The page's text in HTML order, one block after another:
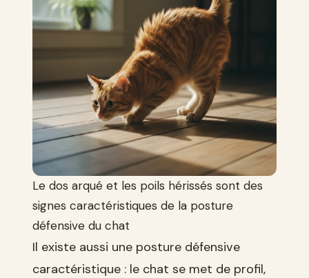
Le dos arqué et les poils hérissés sont des
signes caractéristiques de la posture
défensive du chat
Il existe aussi une posture défensive
caractéristique : le chat se met de profil,